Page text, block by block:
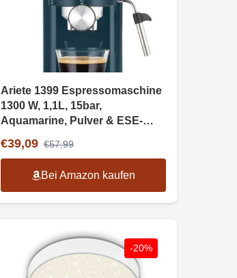
Ariete 1399 Espressomaschine
1300 W, 1,1L, 15bar,
Aquamarine, Pulver & ESE-
€39,09 €57,99
Bei Amazon kaufen
-20%